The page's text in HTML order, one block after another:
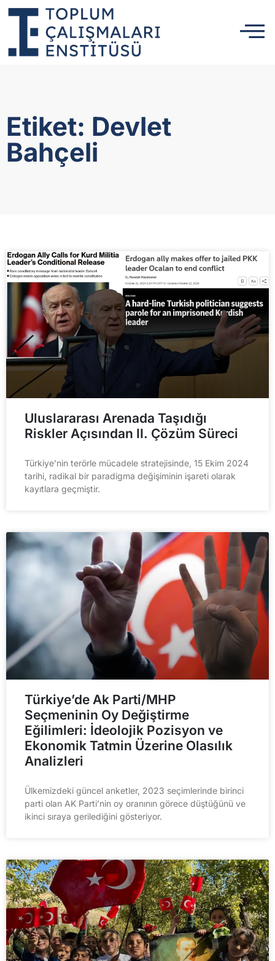
Etiket: Devlet
Bahçeli
Uluslararası Arenada Taşıdığı
Riskler Açısından II. Çözüm Süreci
Türkiye’nin terörle mücadele stratejisinde, 15 Ekim 2024
tarihi, radikal bir paradigma değişiminin işareti olarak
kayıtlara geçmiştir.
Türkiye’de Ak Parti/MHP
Seçmeninin Oy Değiştirme
Eğilimleri: İdeolojik Pozisyon ve
Ekonomik Tatmin Üzerine Olasılık
Analizleri
Ülkemizdeki güncel anketler, 2023 seçimlerinde birinci
parti olan AK Parti’nin oy oranının görece düştüğünü ve
ikinci sıraya gerilediğini gösteriyor.